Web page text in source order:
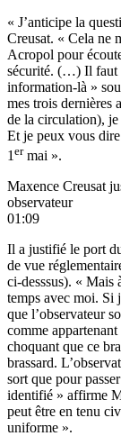
« J’anticipe la
Creusat. « Cela ne
Acropol pour
sécurité. (…) Il faut
information-là »
mes trois dernières
de la circulation), je
Et je peux vous
1 ermai ».
Maxence Creusat
observateur
01:09
Il a justifié le port
de vue
ci-desssus). « Mais
temps avec moi. Si
que l’observateur
comme
choquant que ce
brassard.
sort que pour
identifié » affirme
peut être en tenu
uniforme ».